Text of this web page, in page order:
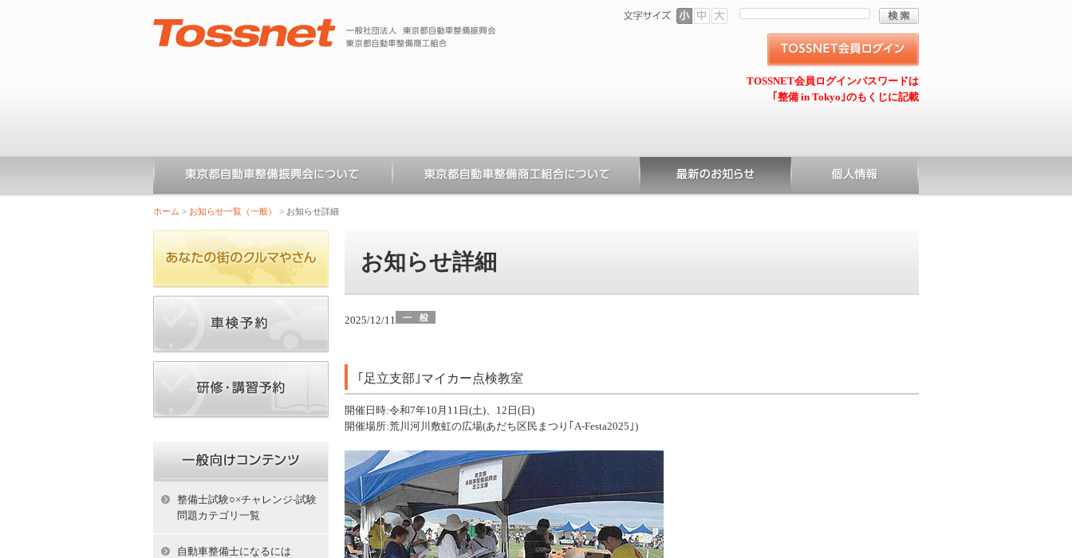
TOSSNET会員ログインパスワードは
｢整備 in Tokyo｣のもくじに記載
ホーム > お知らせ一覧（一般） > お知らせ詳細
お知らせ詳細
2025/12/11
｢足立支部｣マイカー点検教室
開催日時:令和7年10月11日(土)、12日(日)
開催場所:荒川河川敷虹の広場(あだち区民まつり｢A-Festa2025｣)
整備士試験○×チャレンジ-試験
問題カテゴリ一覧
自動車整備士になるには